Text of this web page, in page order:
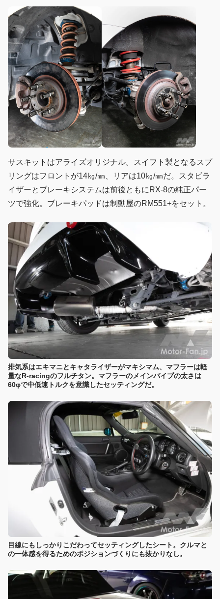
サスキットはアライズオリジナル。スイフト製となるスプ
リングはフロントが14㎏/㎜、リアは10㎏/㎜だ。スタビラ
イザーとブレーキシステムは前後ともにRX-8の純正パー
ツで強化。ブレーキパッドは制動屋のRM551+をセット。
排気系はエキマニとキャタライザーがマキシマム、マフラーは軽
量なR-racingのフルチタン。マフラーのメインパイプの太さは
60φで中低速トルクを意識したセッティングだ。
目線にもしっかりこだわってセッティングしたシート。クルマと
の一体感を得るためのポジションづくりにも抜かりなし。